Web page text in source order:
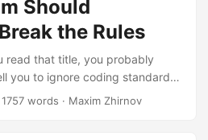
уверенности, они
Но где-то по пути мы
о том, что каждая строка кода
Should
the Rules
read that title, you probably
you to ignore coding standards,
directly to production on a
1757 words · Maxim Zhirnov